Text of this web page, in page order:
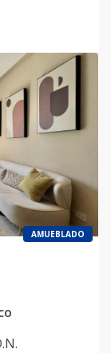
AMUEBLADO